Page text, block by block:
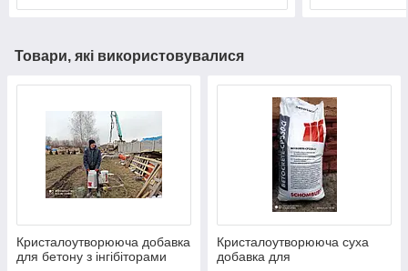
Товари, які використовувалися
Кристалоутворююча добавка
для бетону з інгібіторами
Кристалоутворююча суха
добавка для